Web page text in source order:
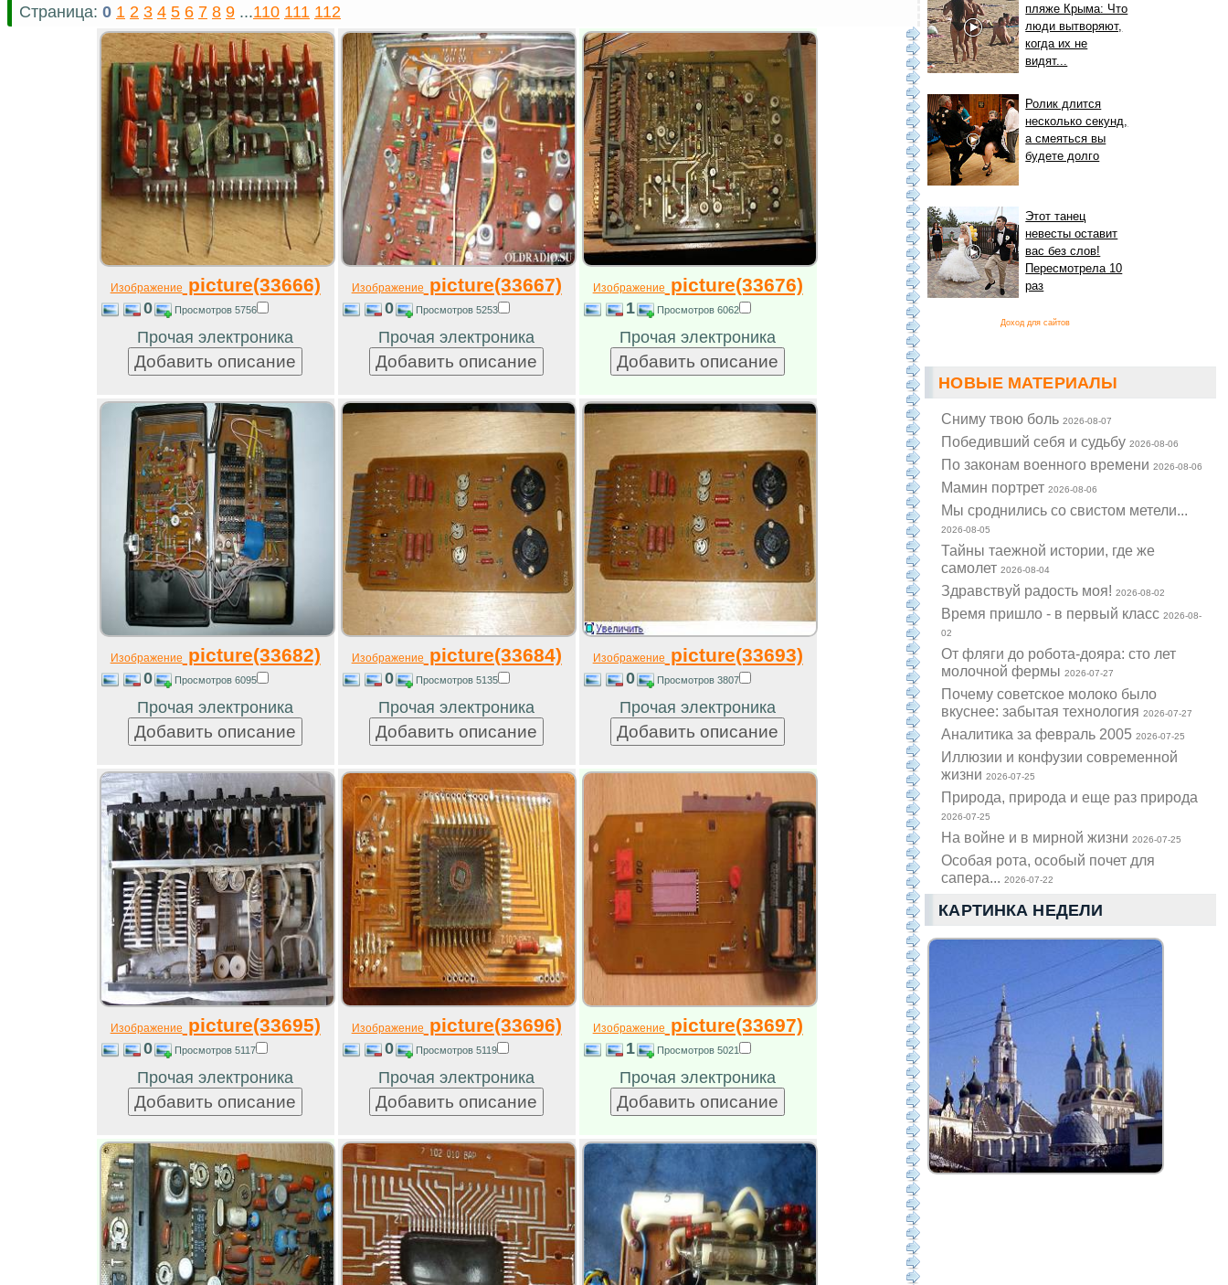
пляже Крыма: Что
люди вытворяют,
когда их не
видят...
Ролик длится
несколько секунд,
а смеяться вы
будете долго
Этот танец
невесты оставит
вас без слов!
Пересмотрела 10
раз
Доход для сайтов
НОВЫЕ МАТЕРИАЛЫ
Cниму твою боль2026-08-07
Победивший себя и судьбу2026-08-06
По законам военного времени2026-08-06
Мамин портрет2026-08-06
Мы сроднились со свистом метели...
2026-08-05
Тайны таежной истории, где же
самолет2026-08-04
Здравствуй радость моя!2026-08-02
Время пришло - в первый класс2026-08-
02
От фляги до робота-дояра: сто лет
молочной фермы2026-07-27
Почему советское молоко было
вкуснее: забытая технология2026-07-27
Аналитика за февраль 20052026-07-25
Иллюзии и конфузии современной
жизни2026-07-25
Природа, природа и еще раз природа
2026-07-25
На войне и в мирной жизни2026-07-25
Особая рота, особый почет для
сапера...2026-07-22
КАРТИНКА НЕДЕЛИ
Страница: 0 1 2 3 4 5 6 7 8 9 ...110 111 112
Изображение picture(33666)
0 Просмотров 5756
Прочая электроника
Изображение picture(33667)
0 Просмотров 5253
Прочая электроника
Изображение picture(33676)
1 Просмотров 6062
Прочая электроника
Изображение picture(33682)
0 Просмотров 6095
Прочая электроника
Изображение picture(33684)
0 Просмотров 5135
Прочая электроника
Изображение picture(33693)
0 Просмотров 3807
Прочая электроника
Изображение picture(33695)
0 Просмотров 5117
Прочая электроника
Изображение picture(33696)
0 Просмотров 5119
Прочая электроника
Изображение picture(33697)
1 Просмотров 5021
Прочая электроника